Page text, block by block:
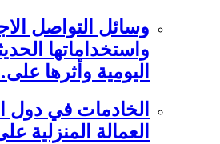
وسائل التواصل
واستخداماتها
اليومية وأثرها
الخادمات في دول
العمالة المنزلية